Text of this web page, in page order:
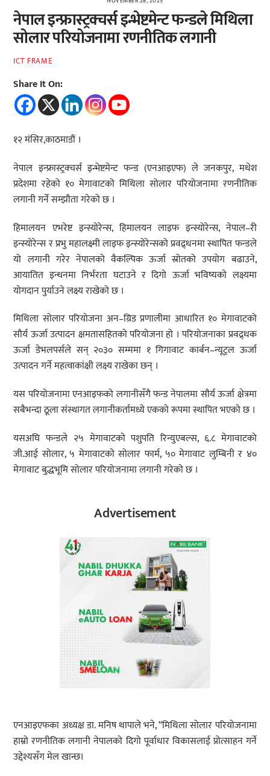
नेपाल इन्फ्रास्ट्रक्चर्स इन्भेष्टमेन्ट फन्डले मिथिला
सोलार परियोजनामा रणनीतिक लगानी
ICT FRAME
Share It On:
१२ मंसिर,काठमाडौं ।
नेपाल इन्फ्रास्ट्रक्चर्स इन्भेष्टमेन्ट फन्ड (एनआइएफ) ले जनकपुर, मधेश
प्रदेशमा रहेको १० मेगावाटको मिथिला सोलार परियोजनामा रणनीतिक
लगानी गर्ने सम्झौता गरेको छ ।
हिमालयन एभरेष्ट इन्स्योरेन्स, हिमालयन लाइफ इन्स्योरेन्स, नेपाल–री
इन्स्योरेन्स र प्रभु महालक्ष्मी लाइफ इन्स्योरेन्सको प्रवद्र्धनमा स्थापित फन्डले
यो लगानी गरेर नेपालको वैकल्पिक ऊर्जा स्रोतको उपयोग बढाउने,
आयातित इन्धनमा निर्भरता घटाउने र दिगो ऊर्जा भविष्यको लक्ष्यमा
योगदान पुर्याउने लक्ष्य राखेको छ ।
मिथिला सोलार परियोजना अन–ग्रिड प्रणालीमा आधारित १० मेगावाटको
सौर्य ऊर्जा उत्पादन क्षमतासहितको परियोजना हो । परियोजनाका प्रवद्र्धक
ऊर्जा डेभलपर्सले सन् २०३० सम्ममा १ गिगावाट कार्बन–न्यूट्रल ऊर्जा
उत्पादन गर्ने महत्वाकांक्षी लक्ष्य राखेका छन् ।
यस परियोजनामा एनआइफको लगानीसँगै फन्ड नेपालमा सौर्य ऊर्जा क्षेत्रमा
सबैभन्दा ठूला संस्थागत लगानीकर्तामध्ये एकको रूपमा स्थापित भएको छ ।
यसअघि फन्डले २५ मेगावाटको पशुपति रिन्युएबल्स, ६.८ मेगावाटको
जी.आई सोलार, ५ मेगावाटको सोलार फार्म, ५० मेगावाट लुम्बिनी र ४०
मेगावाट बुद्धभूमि सोलार परियोजनामा लगानी गरेको छ ।
Advertisement
एनआइएफका अध्यक्ष डा. मनिष थापाले भने, “मिथिला सोलार परियोजनामा
हाम्रो रणनीतिक लगानी नेपालको दिगो पूर्वाधार विकासलाई प्रोत्साहन गर्ने
उद्देश्यसँग मेल खान्छ।